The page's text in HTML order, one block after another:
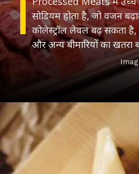
सोडियम होता है, जो वजन
कोलेस्ट्रॉल लेवल बढ़ सकता
और अन्य बीमारियों का खतरा